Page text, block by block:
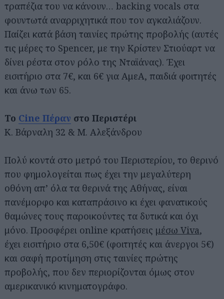
τραπέζια του να κάνουν… backing vocals στα
φουντωτά αναρριχητικά που τον αγκαλιάζουν.
Παίζει κατά βάση ταινίες πρώτης προβολής (αυτές
τις μέρες το Spencer, με την Κρίστεν Στιούαρτ να
δίνει ρέστα στον ρόλο της Νταϊάνας). Έχει
εισιτήριο στα 7€, και 6€ για ΑμεΑ, παιδιά φοιτητές
και άνω των 65.
Το Cine Πέραν στο Περιστέρι
Κ. Βάρναλη 32 & Μ. Αλεξάνδρου
Πολύ κοντά στο μετρό του Περιστερίου, το θερινό
που φημολογείται πως έχει την μεγαλύτερη
οθόνη απ’ όλα τα θερινά της Αθήνας, είναι
πανέμορφο και καταπράσινο κι έχει φανατικούς
θαμώνες τους παροικούντες τα δυτικά και όχι
μόνο. Προσφέρει online κρατήσεις μέσω Viva,
έχει εισιτήριο στα 6,50€ (φοιτητές και άνεργοι 5€)
και σαφή προτίμηση στις ταινίες πρώτης
προβολής, που δεν περιορίζονται όμως στον
αμερικανικό κινηματογράφο.